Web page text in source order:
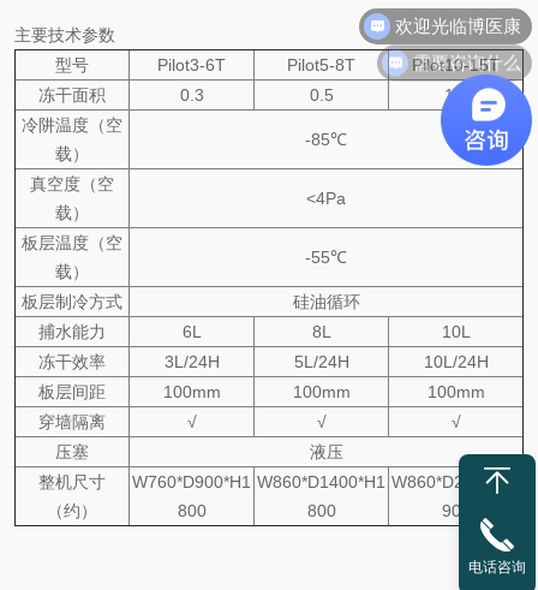
主要技术参数
型号
Pilot3-6T Pilot5-8T
Pilot10-15T
冻干面积
0.3 0.5
1.0
冷阱温度（空
载）
-85℃
真空度（空
载）
<4Pa
板层温度（空
载）
-55℃
板层制冷方式
硅油循环
捕水能力
6L 8L
10L
冻干效率
3L/24H 5L/24H
10L/24H
板层间距
100mm 100mm
100mm
穿墙隔离
√ √
√
压塞
液压
整机尺寸
（约）
W760*D900*H1
800
W860*D1400*H1
800
W860*D2100*H1
900
电话咨询
欢迎光临博医康
需要咨询什么